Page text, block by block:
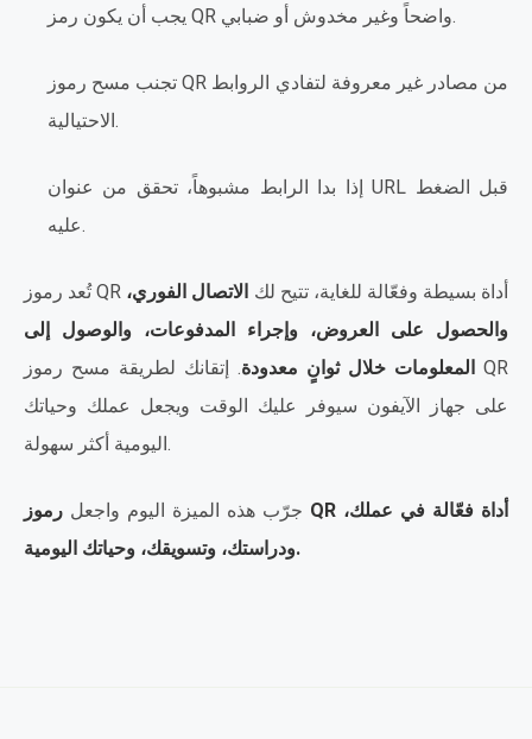
يجب أن يكون رمز QR واضحاً وغير مخدوش أو ضبابي.
تجنب مسح رموز QR من مصادر غير معروفة لتفادي الروابط
الاحتيالية.
إذا بدا الرابط مشبوهاً، تحقق من عنوان URL قبل الضغط
عليه.
تُعد رموز QR أداة بسيطة وفعّالة للغاية، تتيح لك الاتصال الفوري،
والحصول على العروض، وإجراء المدفوعات، والوصول إلى
المعلومات خلال ثوانٍ معدودة. إتقانك لطريقة مسح رموز QR
على جهاز الآيفون سيوفر عليك الوقت ويجعل عملك وحياتك
اليومية أكثر سهولة.
جرّب هذه الميزة اليوم واجعل رموز QR أداة فعّالة في عملك،
ودراستك، وتسويقك، وحياتك اليومية.